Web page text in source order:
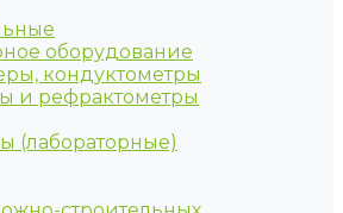
оборудование
кондуктометры
и рефрактометры
(лабораторные)